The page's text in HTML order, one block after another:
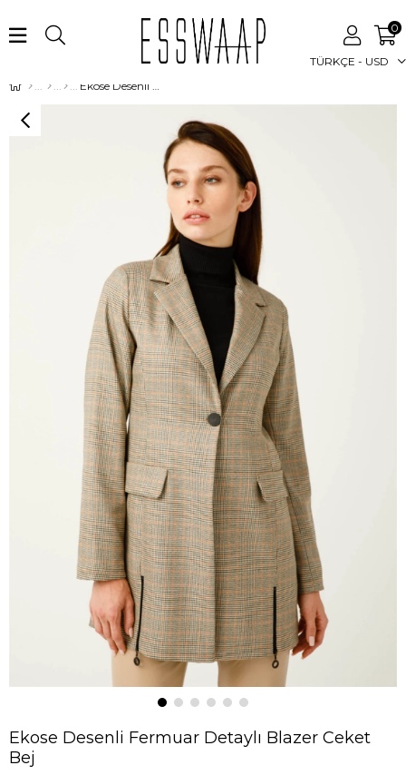
TÜRKÇE - USD
0
Ekose Desenli Fermuar Detaylı Blazer Ceket Bej
Ekose Desenli Fermuar Detaylı Blazer Ceket
Bej